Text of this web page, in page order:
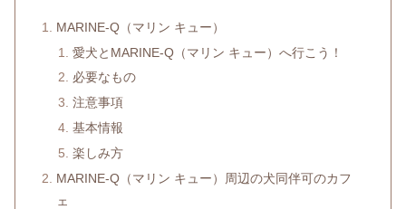
MARINE-Q（マリン キュー）
愛犬とMARINE-Q（マリン キュー）へ行こう！
必要なもの
注意事項
基本情報
楽しみ方
MARINE-Q（マリン キュー）周辺の犬同伴可のカフ
ェ